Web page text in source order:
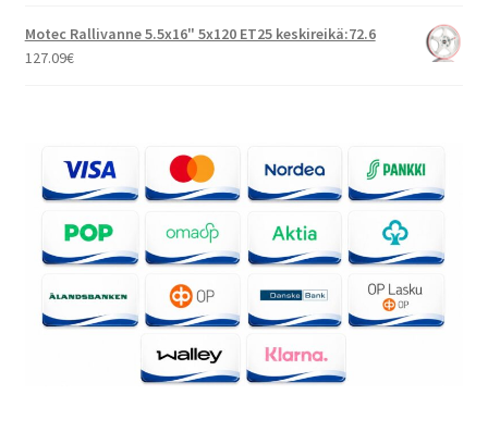
Motec Rallivanne 5.5x16" 5x120 ET25 keskireikä:72.6
127.09€